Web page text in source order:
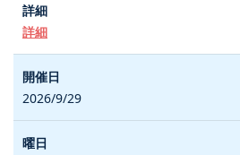
詳細
2026/9/29